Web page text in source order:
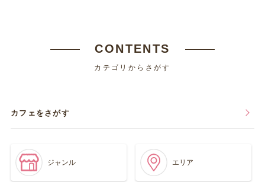
CONTENTS
カテゴリからさがす
カフェをさがす
ジャンル エリア